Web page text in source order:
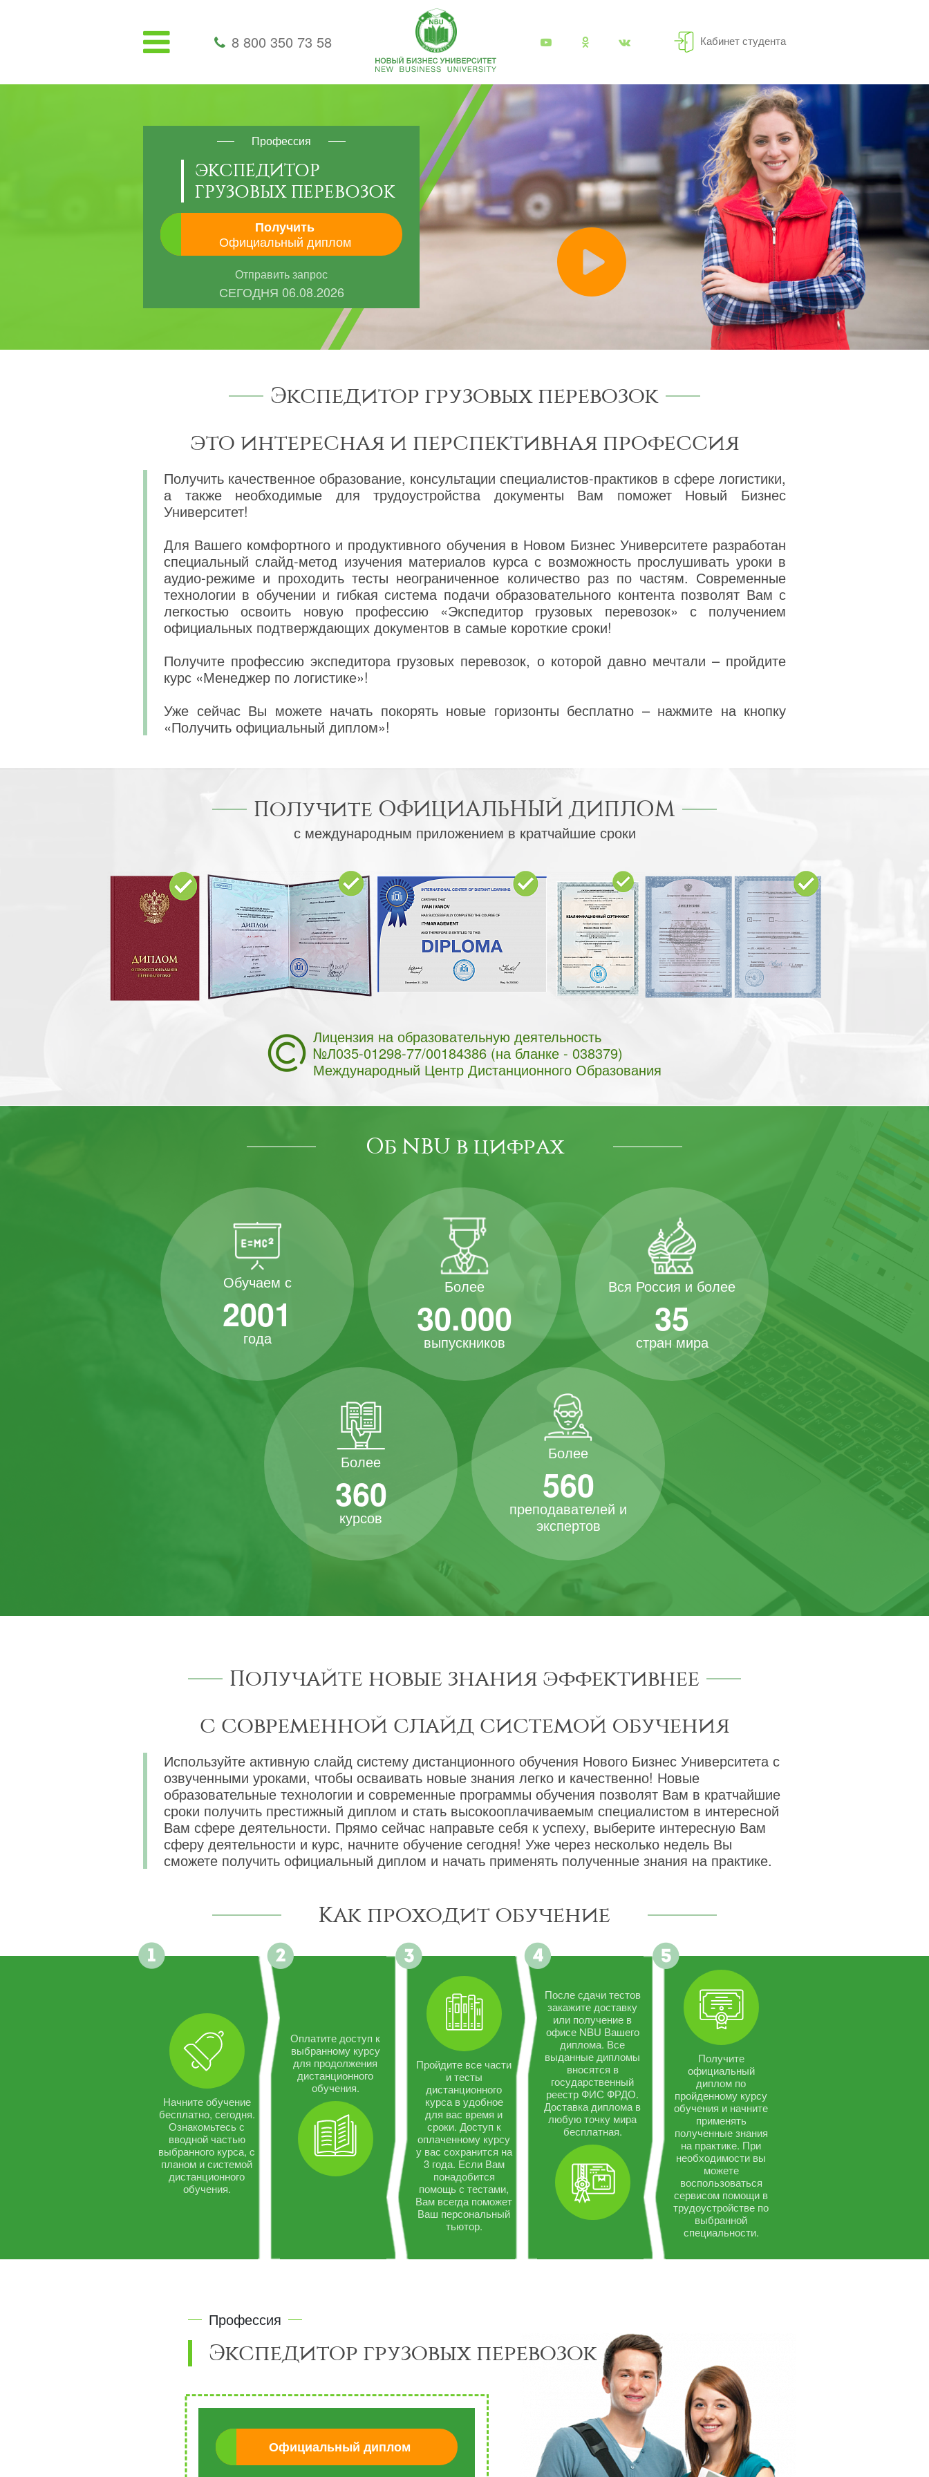
8 800 350 73 58 Кабинет студента
Профессия
ЭКСПЕДИТОР
ГРУЗОВЫХ ПЕРЕВОЗОК
Получить
Официальный диплом
Отправить запрос
СЕГОДНЯ 06.08.2026
Экспедитор грузовых перевозок
это интересная и перспективная профессия
Получить качественное образование, консультации специалистов-практиков в сфере логистики,
а также необходимые для трудоустройства документы Вам поможет Новый Бизнес
Университет!
Для Вашего комфортного и продуктивного обучения в Новом Бизнес Университете разработан
специальный слайд-метод изучения материалов курса с возможность прослушивать уроки в
аудио-режиме и проходить тесты неограниченное количество раз по частям. Современные
технологии в обучении и гибкая система подачи образовательного контента позволят Вам с
легкостью освоить новую профессию «Экспедитор грузовых перевозок» с получением
официальных подтверждающих документов в самые короткие сроки!
Получите профессию экспедитора грузовых перевозок, о которой давно мечтали – пройдите
курс «Менеджер по логистике»!
Уже сейчас Вы можете начать покорять новые горизонты бесплатно – нажмите на кнопку
«Получить официальный диплом»!
Получите ОФИЦИАЛЬНЫЙ ДИПЛОМ
с международным приложением в кратчайшие сроки
Лицензия на образовательную деятельность
№Л035-01298-77/00184386 (на бланке - 038379)
Международный Центр Дистанционного Образования
Об NBU в цифрах
Обучаем с
2001
года
Более
30.000
выпускников
Вся Россия и более
35
стран мира
Более
360
курсов
Более
560
преподавателей и
экспертов
Получайте новые знания эффективнее
с современной слайд системой обучения
Используйте активную слайд систему дистанционного обучения Нового Бизнес Университета с
озвученными уроками, чтобы осваивать новые знания легко и качественно! Новые
образовательные технологии и современные программы обучения позволят Вам в кратчайшие
сроки получить престижный диплом и стать высокооплачиваемым специалистом в интересной
Вам сфере деятельности. Прямо сейчас направьте себя к успеху, выберите интересную Вам
сферу деятельности и курс, начните обучение сегодня! Уже через несколько недель Вы
сможете получить официальный диплом и начать применять полученные знания на практике.
Как проходит обучение
Начните обучение
бесплатно, сегодня.
Ознакомьтесь с
вводной частью
выбранного курса, c
планом и системой
дистанционного
обучения.
Оплатите доступ к
выбранному курсу
для продолжения
дистанционного
обучения.
Пройдите все части
и тесты
дистанционного
курса в удобное
для вас время и
сроки. Доступ к
оплаченному курсу
у вас сохранится на
3 года. Если Вам
понадобится
помощь с тестами,
Вам всегда поможет
Ваш персональный
тьютор.
После сдачи тестов
закажите доставку
или получение в
офисе NBU Вашего
диплома. Все
выданные дипломы
вносятся в
государственный
реестр ФИС ФРДО.
Доставка диплома в
любую точку мира
бесплатная.
Получите
официальный
диплом по
пройденному курсу
обучения и начните
применять
полученные знания
на практике. При
необходимости вы
можете
воспользоваться
сервисом помощи в
трудоустройстве по
выбранной
специальности.
Профессия
Экспедитор грузовых перевозок
Официальный диплом